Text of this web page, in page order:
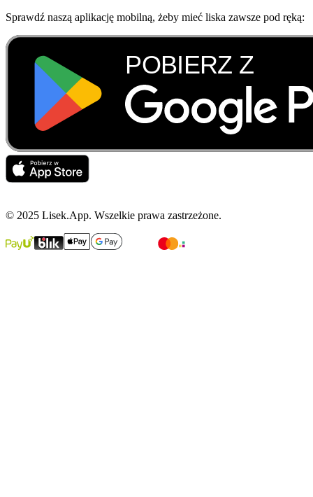
Sprawdź naszą aplikację mobilną, żeby mieć liska zawsze pod ręką:
© 2025 Lisek.App. Wszelkie prawa zastrzeżone.